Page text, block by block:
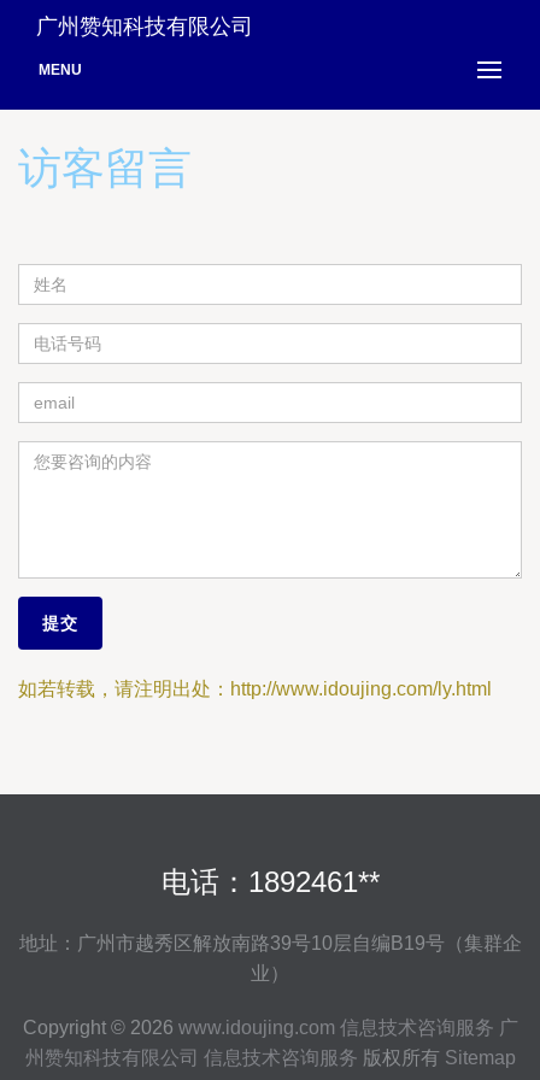
广州赞知科技有限公司
MENU
访客留言
如若转载，请注明出处：http://www.idoujing.com/ly.html
电话：1892461**
地址：广州市越秀区解放南路39号10层自编B19号（集群企
业）
Copyright © 2026 www.idoujing.com 信息技术咨询服务 广
州赞知科技有限公司 信息技术咨询服务 版权所有 Sitemap